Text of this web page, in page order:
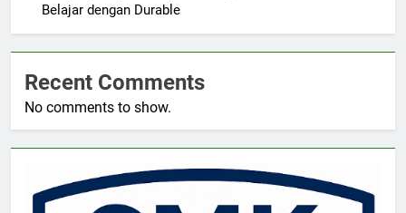
Belajar dengan Durable
Recent Comments
No comments to show.